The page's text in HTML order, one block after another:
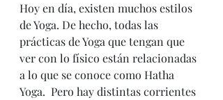
Hoy en día, existen muchos estilos
de Yoga. De hecho, todas las
prácticas de Yoga que tengan que
ver con lo físico están relacionadas
a lo que se conoce como Hatha
Yoga.  Pero hay distintas corrientes